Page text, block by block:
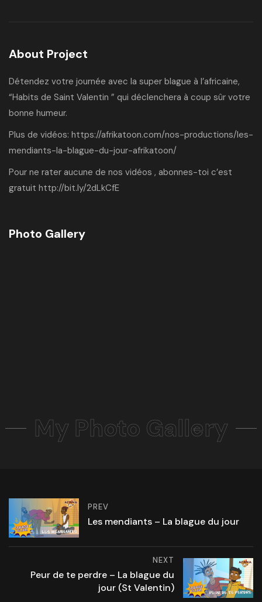
About Project
Détendez votre journée avec la super blague à l’africaine,
“Habits de Saint Valentin ” qui déclenchera à coup sûr votre
bonne humeur.
Plus de vidéos: https://afrikatoon.com/nos-productions/les-
mendiants-la-blague-du-jour-afrikatoon/
Pour ne rater aucune de nos vidéos , abonnes-toi c’est
gratuit http://bit.ly/2dLkCfE
Photo Gallery
My Photo Gallery
PREV
Les mendiants – La blague du jour
NEXT
Peur de te perdre – La blague du
jour (St Valentin)